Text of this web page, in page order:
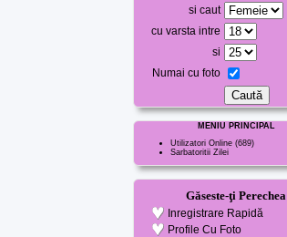
si caut
cu varsta intre
si
Numai cu foto
MENIU PRINCIPAL
Utilizatori Online (689)
Sarbatoritii Zilei
Găseste-ţi Perechea
Inregistrare Rapidă
Profile Cu Foto